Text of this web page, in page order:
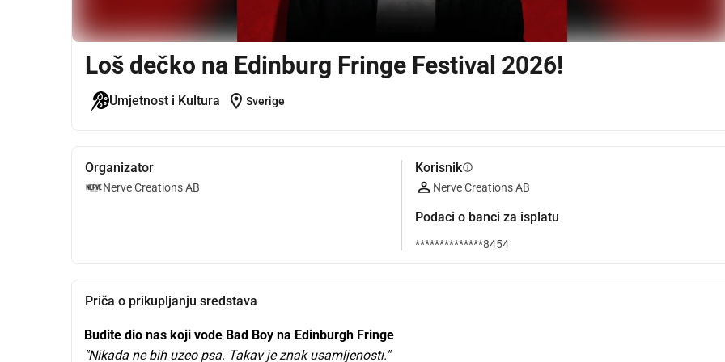
Loš dečko na Edinburg Fringe Festival 2026!
Umjetnost i Kultura location_on Sverige
Organizator
Nerve Creations AB
Korisnikinfo
Nerve Creations AB
Podaci o banci za isplatu
**************8454
Priča o prikupljanju sredstava
Budite dio nas koji vode Bad Boy na Edinburgh Fringe
"Nikada ne bih uzeo psa. Takav je znak usamljenosti."